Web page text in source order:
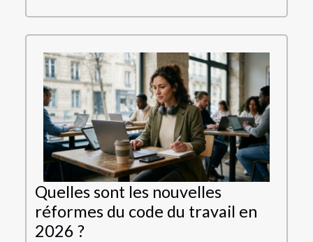
Quelles sont les nouvelles
réformes du code du travail en
2026 ?